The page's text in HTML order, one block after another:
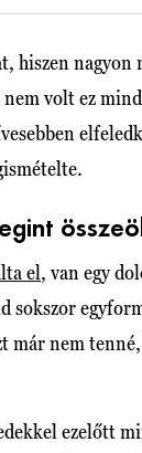
hiszen
volt ez
el, van egy
sokszor
már nem
ezelőtt